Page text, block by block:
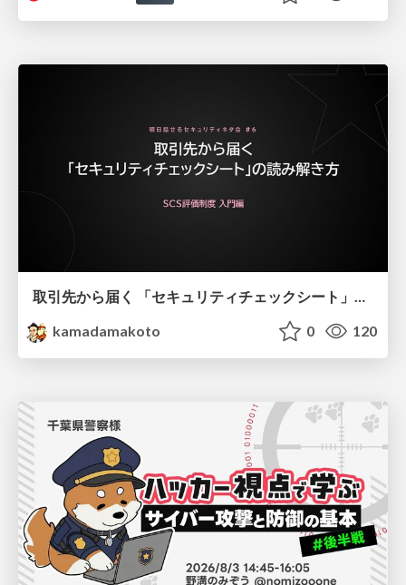
取引先から届く 「セキュリティチェックシート」の読み解き方
kamadamakoto
0 120